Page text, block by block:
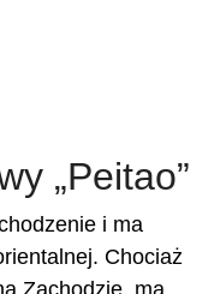
„Peitao”
i ma
Chociaż
Zachodzie, ma